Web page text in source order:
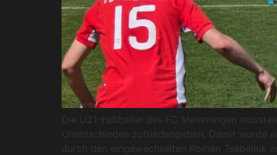
Die U21-Fußballer des FC Memmingen
Unentschieden zufriedengeben. Damit
durch den eingewechselten Roman